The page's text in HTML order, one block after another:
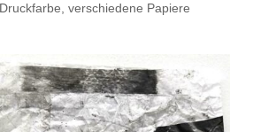
verschiedene Papiere